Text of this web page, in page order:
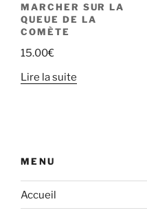
MARCHER SUR LA
QUEUE DE LA
COMÈTE
15.00€
Lire la suite
MENU
Accueil